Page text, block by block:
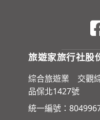
旅遊家旅行社股
綜合旅遊業 交觀
品保北1427號
統一編號：